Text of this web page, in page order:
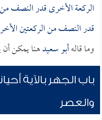
الركعة الأخرى قدر النصف
قدر النصف من الركعتين
وما قالهأبو سعيدهنا يمكن أن
باب الجهر بالآية
والعصر